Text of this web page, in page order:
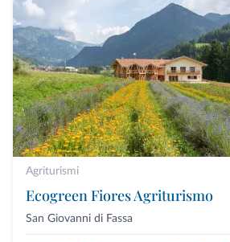
Agriturismi
Ecogreen Fiores Agriturismo
San Giovanni di Fassa